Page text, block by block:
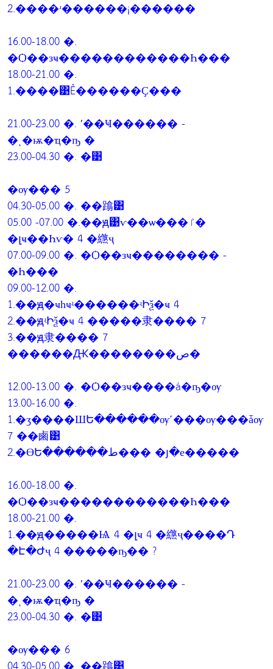
2.����ʴ������¡������
16.00-18.00 �.
�Ѻ��зҹ������������Һ���
18.00-21.00 �.
1.����͹Ẻ������Ҫ���
21.00-23.00 �. ʹ��Ҹ������ -
�ͺ�ѭ�ҵ�ҧ �
23.00-04.30 �. �͹
�ѹ��� 5
04.30-05.00 �. ��蹹͹
05.00 -07.00 �.��ԭ͹ѵ��ѡ���ٵ�
�լҹ��Һѵ� 4 �繺ҷ
07.00-09.00 �. �Ѻ��зҹ�������� -
�Һ���
09.00-12.00 �.
1.��ԭ�ҹһҹʵ������ʵԻѯ�ҹ 4
2.��ԭʵԻѯ�ҹ 4 �����⾪���� 7
3.��ԭ⾪���� 7
������Ԫ��������ص�
12.00-13.00 �. �Ѻ��зҹ����á�ҧ�ѹ
13.00-16.00 �.
1.�ӡ����ШԵ������ѹ˹���ѹ���ǡѹ
7 ��鹵͹
2.�ӨԵ������ط��� �յ�е�����
16.00-18.00 �.
�Ѻ��зҹ������������Һ���
18.00-21.00 �.
1.��ԭ�����Ѩ 4 �լҹ 4 �繺ҷ����Դ
�Է�Ժҷ 4 �����ҧ�� ?
21.00-23.00 �. ʹ��Ҹ������ -
�ͺ�ѭ�ҵ�ҧ �
23.00-04.30 �. �͹
�ѹ��� 6